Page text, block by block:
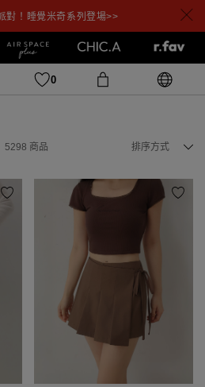
對！睡覺米奇系列登場>>
0
5298 商品 排序方式